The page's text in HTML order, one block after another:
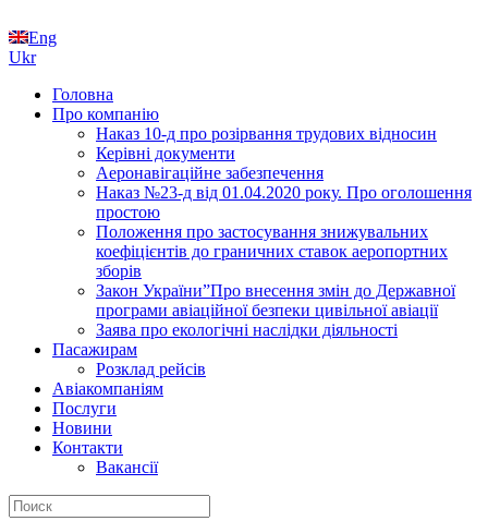
Eng
Ukr
Головна
Про компанію
Наказ 10-д про розірвання трудових відносин
Керівні документи
Аеронавігаційне забезпечення
Наказ №23-д від 01.04.2020 року. Про оголошення
простою
Положення про застосування знижувальних
коефіцієнтів до граничних ставок аеропортних
зборів
Закон України”Про внесення змін до Державної
програми авіаційної безпеки цивільної авіації
Заява про екологічні наслідки діяльності
Пасажирам
Розклад рейсів
Авіакомпаніям
Послуги
Новини
Контакти
Вакансії